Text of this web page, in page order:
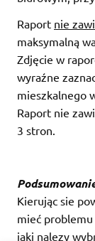
Raport nie
maksymalną
Zdjęcie w
wyraźne
mieszkalnego
Raport nie
3 stron.
Kierując sie
mieć
jaki nalezy